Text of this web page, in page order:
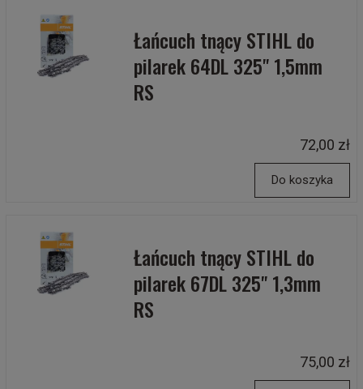
Łańcuch tnący STIHL do
pilarek 64DL 325" 1,5mm
RS
72,00 zł
Do koszyka
Łańcuch tnący STIHL do
pilarek 67DL 325" 1,3mm
RS
75,00 zł